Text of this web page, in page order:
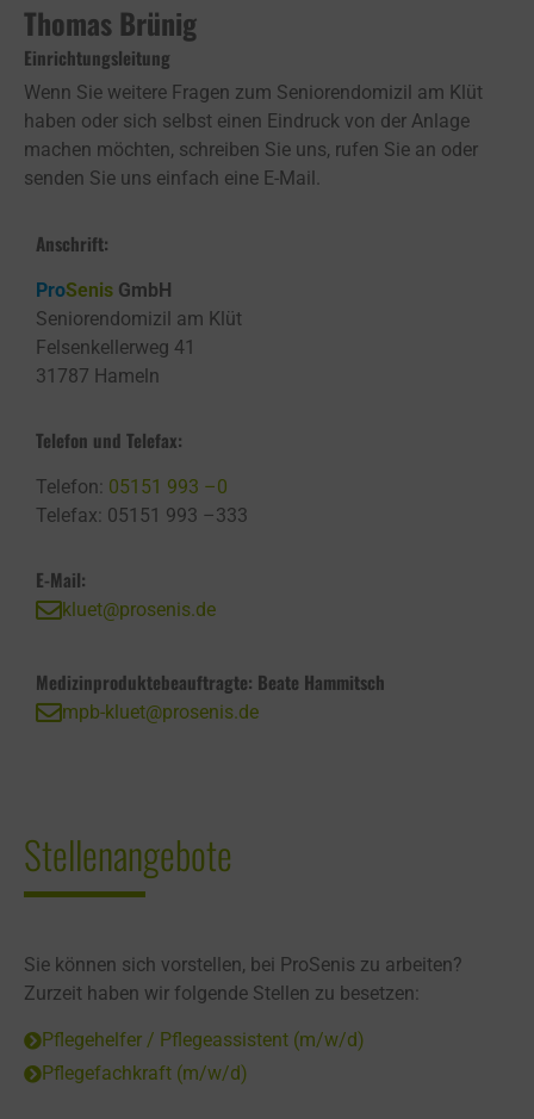
Thomas Brünig
Einrichtungsleitung
Wenn Sie weitere Fragen zum Seniorendomizil am Klüt
haben oder sich selbst einen Eindruck von der Anlage
machen möchten, schreiben Sie uns, rufen Sie an oder
senden Sie uns einfach eine E-Mail.
Anschrift:
ProSenis GmbH
Seniorendomizil am Klüt
Felsenkellerweg 41
31787 Hameln
Telefon und Telefax:
Telefon: 05151 993 –0
Telefax: 05151 993 –333
E-Mail:
kluet@prosenis.de
Medizinproduktebeauftragte: Beate Hammitsch
mpb-kluet@prosenis.de
Stellenangebote
Sie können sich vorstellen, bei ProSenis zu arbeiten?
Zurzeit haben wir folgende Stellen zu besetzen:
Pflegehelfer / Pflegeassistent (m/w/d)
Pflegefachkraft (m/w/d)